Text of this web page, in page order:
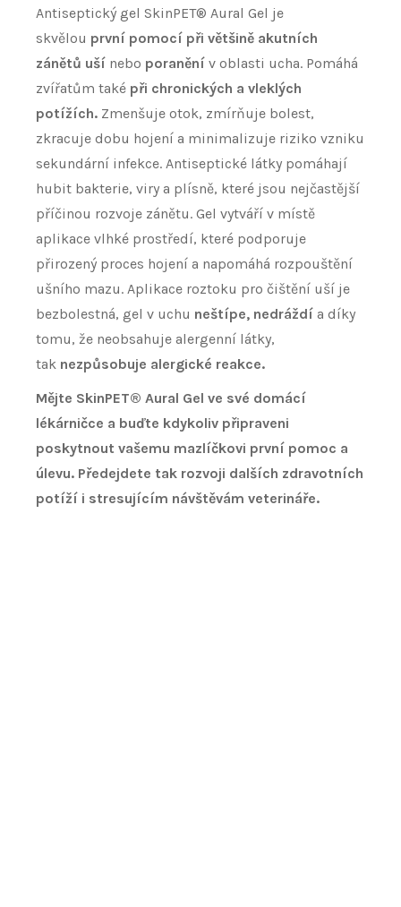
Antiseptický gel SkinPET® Aural Gel je
skvělou první pomocí při většině akutních
zánětů uší nebo poranění v oblasti ucha. Pomáhá
zvířatům také při chronických a vleklých
potížích. Zmenšuje otok, zmírňuje bolest,
zkracuje dobu hojení a minimalizuje riziko vzniku
sekundární infekce. Antiseptické látky pomáhají
hubit bakterie, viry a plísně, které jsou nejčastější
příčinou rozvoje zánětu. Gel vytváří v místě
aplikace vlhké prostředí, které podporuje
přirozený proces hojení a napomáhá rozpouštění
ušního mazu. Aplikace roztoku pro čištění uší je
bezbolestná, gel v uchu neštípe, nedráždí a díky
tomu, že neobsahuje alergenní látky,
tak nezpůsobuje alergické reakce.
Mějte SkinPET® Aural Gel ve své domácí
lékárničce a buďte kdykoliv připraveni
poskytnout vašemu mazlíčkovi první pomoc a
úlevu. Předejdete tak rozvoji dalších zdravotních
potíží i stresujícím návštěvám veterináře.